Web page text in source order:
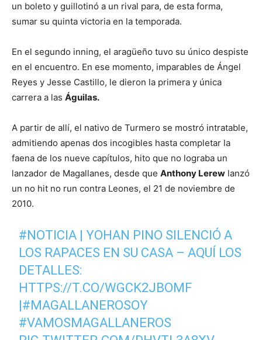
un boleto y guillotinó a un rival para, de esta forma,
sumar su quinta victoria en la temporada.
En el segundo inning, el aragüeño tuvo su único despiste
en el encuentro. En ese momento, imparables de Ángel
Reyes y Jesse Castillo, le dieron la primera y única
carrera a las Águilas.
A partir de allí, el nativo de Turmero se mostró intratable,
admitiendo apenas dos incogibles hasta completar la
faena de los nueve capítulos, hito que no lograba un
lanzador de Magallanes, desde que Anthony Lerew lanzó
un no hit no run contra Leones, el 21 de noviembre de
2010.
#NOTICIA | YOHAN PINO SILENCIÓ A
LOS RAPACES EN SU CASA – AQUÍ LOS
DETALLES:
HTTPS://T.CO/WGCK2JBOMF
|#MAGALLANEROSOY
#VAMOSMAGALLANEROS